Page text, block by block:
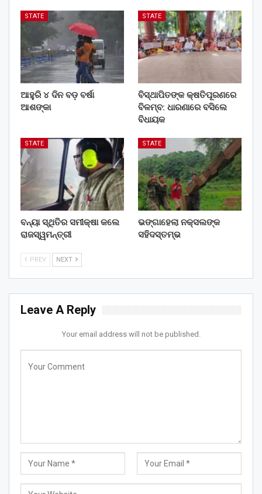
STATE
ଆହୁରି ୪ ଦିନ ବଡ଼ ବର୍ଷା
ଆଶଙ୍କା
STATE
ବିସ୍ଥାପିତଙ୍କ କ୍ଷତିପୂରଣରେ
ବିଳମ୍ବ: ଧାରଣାରେ ବସିଲେ
ବିଧାୟକ
STATE
ବନ୍ୟା ସ୍ଥିତିର ସମୀକ୍ଷା କଲେ
ରାଜସ୍ୱମନ୍ତ୍ରୀ
STATE
ଭଙ୍ଗାହେଲା ନକ୍ସଲଙ୍କ
ସହିଦସ୍ତମ୍ଭ
PREV NEXT
Leave A Reply
Your email address will not be published.